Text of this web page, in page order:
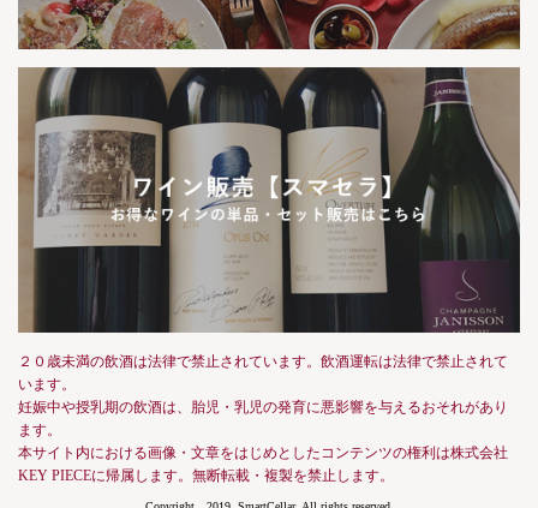
２０歳未満の飲酒は法律で禁止されています。飲酒運転は法律で禁止されて
います。
妊娠中や授乳期の飲酒は、胎児・乳児の発育に悪影響を与えるおそれがあり
ます。
本サイト内における画像・文章をはじめとしたコンテンツの権利は株式会社
KEY PIECEに帰属します。無断転載・複製を禁止します。